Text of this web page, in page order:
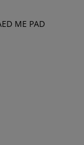
ME PAD